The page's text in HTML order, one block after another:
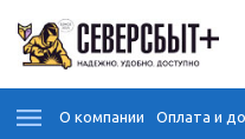
О компании Оплата и